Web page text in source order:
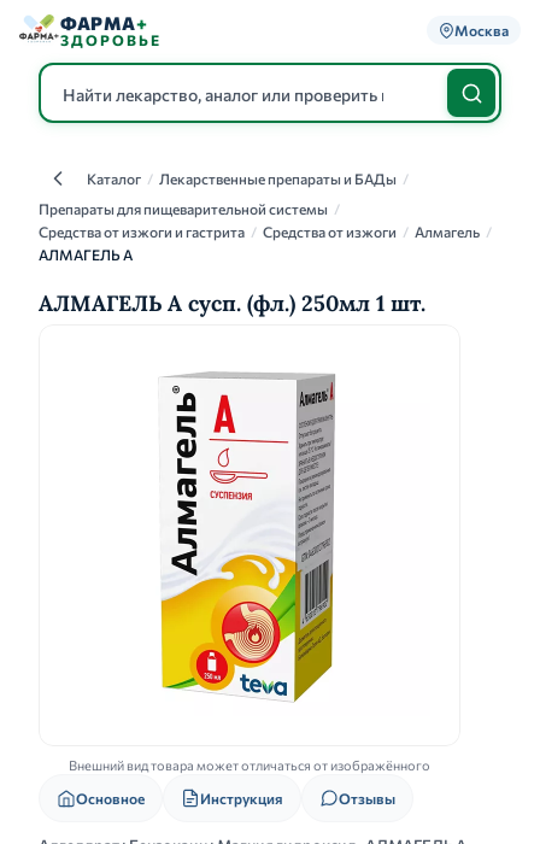
ФАРМА+
ЗДОРОВЬЕ
Москва
КаталогКаталог / Лекарственные препараты и БАДы /
Препараты для пищеварительной системы /
Средства от изжоги и гастрита / Средства от изжоги / Алмагель /
АЛМАГЕЛЬ А
АЛМАГЕЛЬ А сусп. (фл.) 250мл 1 шт.
Внешний вид товара может отличаться от изображённого
Основное Инструкция Отзывы